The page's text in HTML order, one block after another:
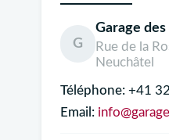
G
Garage
Rue de la
Neuchâtel
Téléphone:+41
Email: